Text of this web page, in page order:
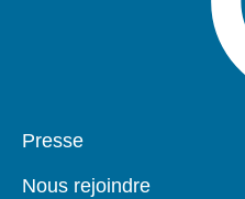
Pied
Presse
Nous rejoindre